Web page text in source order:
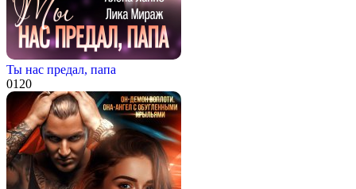
Ты нас предал, папа
0120